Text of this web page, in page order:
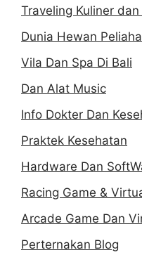
Traveling Kuliner
Dunia Hewan
Vila Dan Spa Di Bali
Dan Alat Music
Info Dokter Dan
Praktek Kesehatan
Hardware Dan
Racing Game &
Arcade Game Dan
Perternakan Blog